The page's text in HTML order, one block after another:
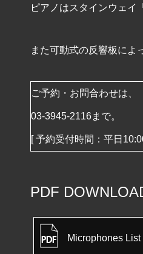
ピアノはスタインウェイ
また可動式の反響板によ
ご予約・お問合わせは、
03-3945-2116まで。
[ 予約受付時間：平日
PDF
Microphones List